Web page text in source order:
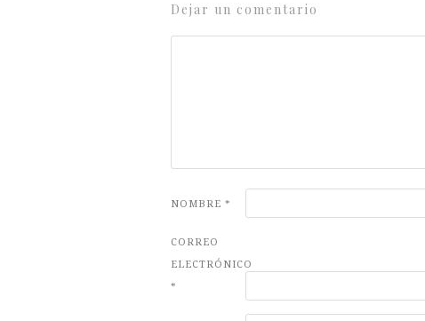
Dejar un comentario
NOMBRE *
CORREO
ELECTRÓNICO
*